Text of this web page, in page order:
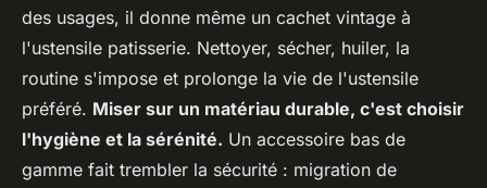
des usages, il donne même un cachet vintage à
l'ustensile patisserie. Nettoyer, sécher, huiler, la
routine s'impose et prolonge la vie de l'ustensile
préféré. Miser sur un matériau durable, c'est choisir
l'hygiène et la sérénité. Un accessoire bas de
gamme fait trembler la sécurité : migration de